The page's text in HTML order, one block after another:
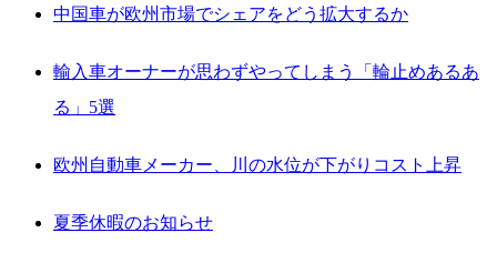
中国車が欧州市場でシェアをどう拡大するか
輸入車オーナーが思わずやってしまう「輪止めあるあ
る」5選
欧州自動車メーカー、川の水位が下がりコスト上昇
夏季休暇のお知らせ